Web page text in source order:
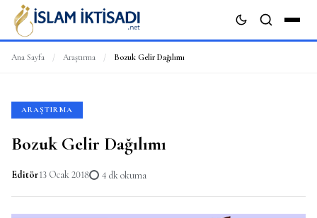
Ana Sayfa / Araştırma / Bozuk Gelir Dağılımı
ARAŞTIRMA
Bozuk Gelir Dağılımı
Editör13 Ocak 2018 4 dk okuma